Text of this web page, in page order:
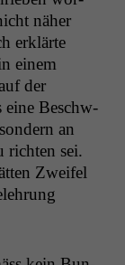
näher
erk­lärte
einem
der
eine Beschw­
an
richt­en sei.
Zweifel
auf